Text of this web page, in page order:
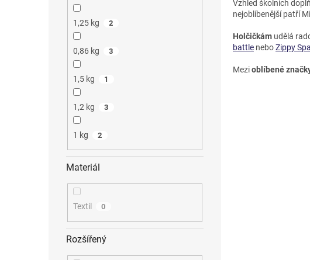
1,25 kg 2
0,86 kg 3
1,5 kg 1
1,2 kg 3
1 kg 2
Materiál
Textil 0
Rozšířený
Vzhled školních
nejoblíbenější patří
Holčičkám udělá
battle neboZippy
Mezioblíbené